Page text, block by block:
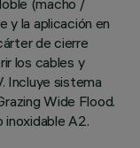
(macho /
y la aplicación en
de cierre
los cables y
Incluye sistema
Wide Flood.
inoxidable A2.